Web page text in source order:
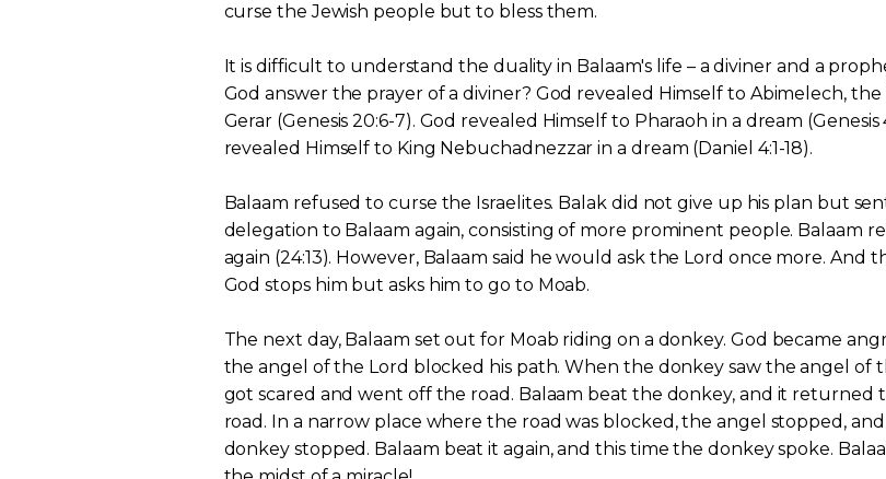
curse the Jewish people but to bless them.
It is difficult to understand the duality in Balaam's life – a diviner and a
God answer the prayer of a diviner? God revealed Himself to Abimelech,
Gerar (Genesis 20:6-7). God revealed Himself to Pharaoh in a dream (Genesis
revealed Himself to King Nebuchadnezzar in a dream (Daniel 4:1-18).
Balaam refused to curse the Israelites. Balak did not give up his plan but
delegation to Balaam again, consisting of more prominent people. Balaam
again (24:13). However, Balaam said he would ask the Lord once more. And
God stops him but asks him to go to Moab.
The next day, Balaam set out for Moab riding on a donkey. God became
the angel of the Lord blocked his path. When the donkey saw the angel of
got scared and went off the road. Balaam beat the donkey, and it returned
road. In a narrow place where the road was blocked, the angel stopped,
donkey stopped. Balaam beat it again, and this time the donkey spoke.